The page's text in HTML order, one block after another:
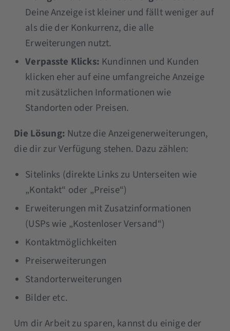
Deine Anzeige ist kleiner und fällt weniger auf
als die der Konkurrenz, die alle
Erweiterungen nutzt.
Verpasste Klicks: Kundinnen und Kunden
klicken eher auf eine umfangreiche Anzeige
mit zusätzlichen Informationen wie
Standorten oder Preisen.
Die Lösung: Nutze die Anzeigenerweiterungen,
die dir zur Verfügung stehen. Dazu zählen:
Sitelinks (direkte Links zu Unterseiten wie
„Kontakt“ oder „Preise“)
Erweiterungen mit Zusatzinformationen
(USPs wie „Kostenloser Versand“)
Kontaktmöglichkeiten
Preiserweiterungen
Standorterweiterungen
Bilder etc.
Um dir Arbeit zu sparen, kannst du einige der